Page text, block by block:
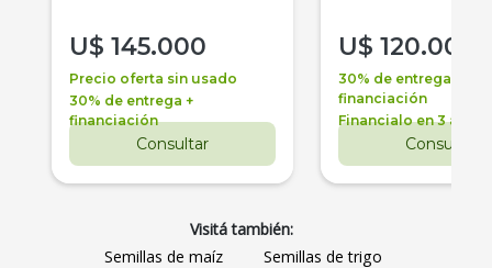
U$ 145.000
Precio oferta sin usado
30% de entrega +
financiación
Consultar
U$ 120.000
30% de entrega +
financiación
Financialo en 3 años
Consultar
Visitá también:
Semillas de maíz
Semillas de trigo